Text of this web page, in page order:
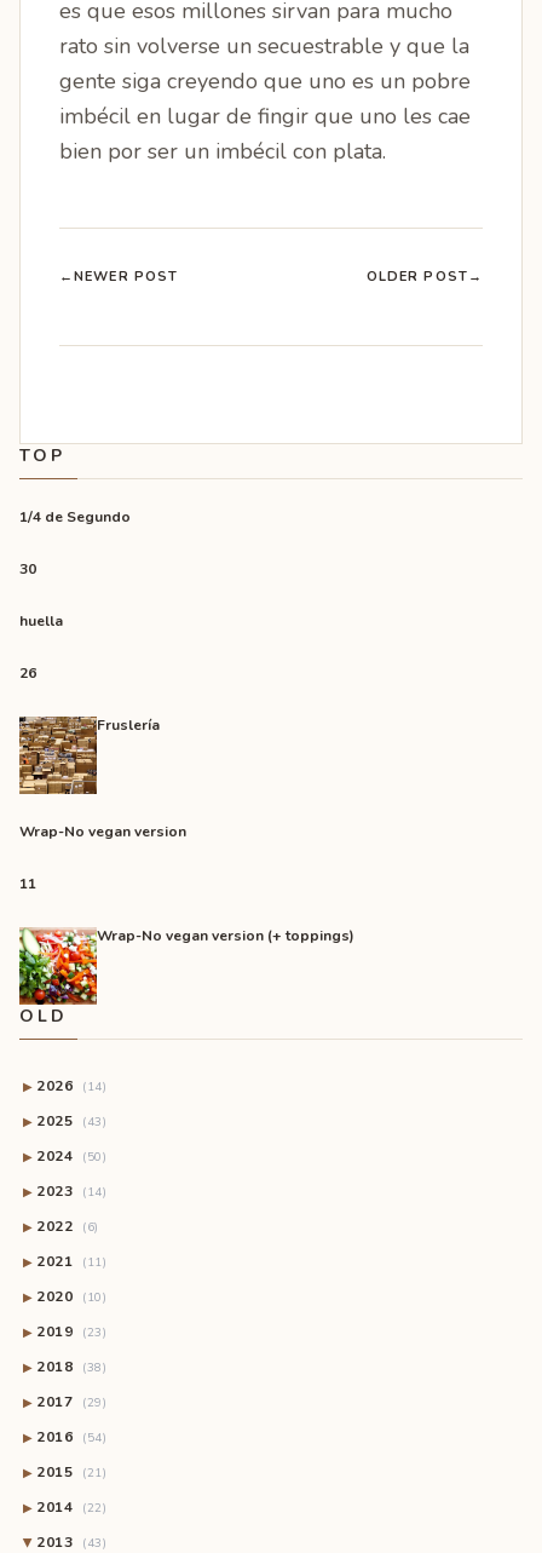
es que esos millones sirvan para mucho
rato sin volverse un secuestrable y que la
gente siga creyendo que uno es un pobre
imbécil en lugar de fingir que uno les cae
bien por ser un imbécil con plata.
←NEWER POST OLDER POST →
TOP
1/4 de Segundo
30
huella
26
Fruslería
Wrap-No vegan version
11
Wrap-No vegan version (+ toppings)
OLD
▶ 2026 (14)
▶ 2025 (43)
▶ 2024 (50)
▶ 2023 (14)
▶ 2022 (6)
▶ 2021 (11)
▶ 2020 (10)
▶ 2019 (23)
▶ 2018 (38)
▶ 2017 (29)
▶ 2016 (54)
▶ 2015 (21)
▶ 2014 (22)
▶ 2013 (43)